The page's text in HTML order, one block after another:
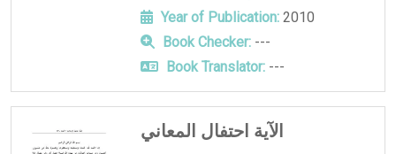
Year of Publication:2010
Book Checker:---
Book Translator:---
الآية احتفال المعاني